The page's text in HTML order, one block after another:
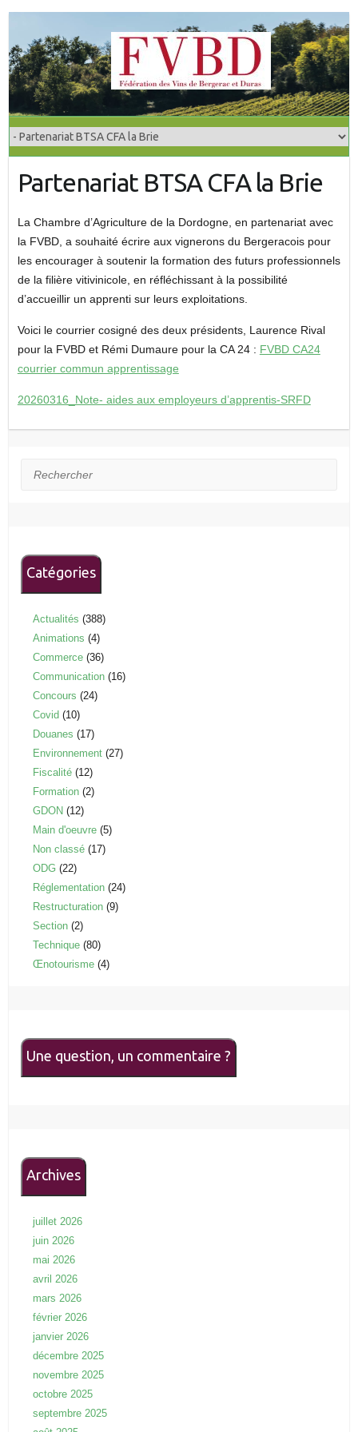
Partenariat BTSA CFA la Brie
La Chambre d’Agriculture de la Dordogne, en partenariat avec
la FVBD, a souhaité écrire aux vignerons du Bergeracois pour
les encourager à soutenir la formation des futurs professionnels
de la filière vitivinicole, en réfléchissant à la possibilité
d’accueillir un apprenti sur leurs exploitations.
Voici le courrier cosigné des deux présidents, Laurence Rival
pour la FVBD et Rémi Dumaure pour la CA 24 : FVBD CA24
courrier commun apprentissage
20260316_Note- aides aux employeurs d’apprentis-SRFD
Rechercher
Catégories
Actualités (388)
Animations (4)
Commerce (36)
Communication (16)
Concours (24)
Covid (10)
Douanes (17)
Environnement (27)
Fiscalité (12)
Formation (2)
GDON (12)
Main d'oeuvre (5)
Non classé (17)
ODG (22)
Réglementation (24)
Restructuration (9)
Section (2)
Technique (80)
Œnotourisme (4)
Une question, un commentaire ?
Archives
juillet 2026
juin 2026
mai 2026
avril 2026
mars 2026
février 2026
janvier 2026
décembre 2025
novembre 2025
octobre 2025
septembre 2025